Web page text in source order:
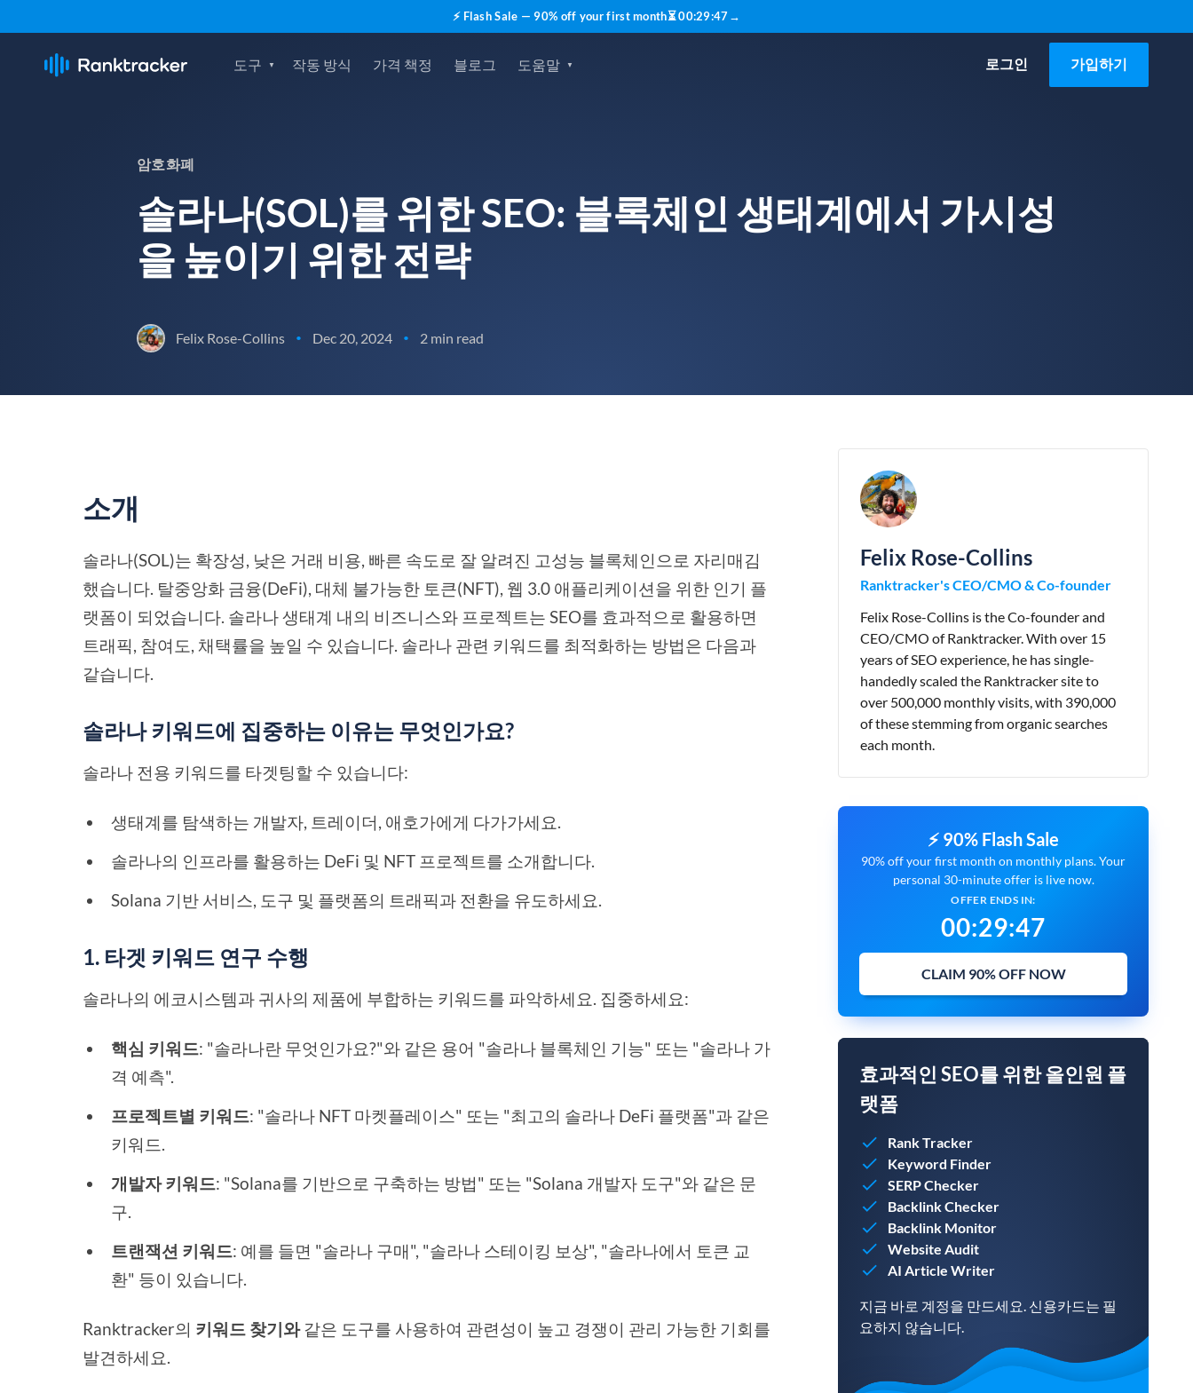
⚡ Flash Sale — 90% off your first month⏳00:29:46→
도구 작동 방식 가격 책정 블로그 도움말 로그인 가입하기
암호화폐
솔라나(SOL)를 위한 SEO: 블록체인 생태계에서 가시성
을 높이기 위한 전략
Felix Rose-Collins • Dec 20, 2024 • 2 min read
소개
솔라나(SOL)는 확장성, 낮은 거래 비용, 빠른 속도로 잘 알려진 고성능 블록체인으로 자리매김
했습니다. 탈중앙화 금융(DeFi), 대체 불가능한 토큰(NFT), 웹 3.0 애플리케이션을 위한 인기 플
랫폼이 되었습니다. 솔라나 생태계 내의 비즈니스와 프로젝트는 SEO를 효과적으로 활용하면
트래픽, 참여도, 채택률을 높일 수 있습니다. 솔라나 관련 키워드를 최적화하는 방법은 다음과
같습니다.
솔라나 키워드에 집중하는 이유는 무엇인가요?
솔라나 전용 키워드를 타겟팅할 수 있습니다:
생태계를 탐색하는 개발자, 트레이더, 애호가에게 다가가세요.
솔라나의 인프라를 활용하는 DeFi 및 NFT 프로젝트를 소개합니다.
Solana 기반 서비스, 도구 및 플랫폼의 트래픽과 전환을 유도하세요.
1. 타겟 키워드 연구 수행
솔라나의 에코시스템과 귀사의 제품에 부합하는 키워드를 파악하세요. 집중하세요:
핵심 키워드: "솔라나란 무엇인가요?"와 같은 용어 "솔라나 블록체인 기능" 또는 "솔라나 가
격 예측".
프로젝트별 키워드: "솔라나 NFT 마켓플레이스" 또는 "최고의 솔라나 DeFi 플랫폼"과 같은
키워드.
개발자 키워드: "Solana를 기반으로 구축하는 방법" 또는 "Solana 개발자 도구"와 같은 문
구.
트랜잭션 키워드: 예를 들면 "솔라나 구매", "솔라나 스테이킹 보상", "솔라나에서 토큰 교
환" 등이 있습니다.
Ranktracker의 키워드 찾기와같은 도구를 사용하여 관련성이 높고 경쟁이 관리 가능한 기회를
발견하세요.
Felix Rose-Collins
Ranktracker's CEO/CMO & Co-founder
Felix Rose-Collins is the Co-founder and
CEO/CMO of Ranktracker. With over 15
years of SEO experience, he has single-
handedly scaled the Ranktracker site to
over 500,000 monthly visits, with 390,000
of these stemming from organic searches
each month.
⚡ 90% Flash Sale
90% off your first month on monthly plans. Your
personal 30-minute offer is live now.
OFFER ENDS IN:
00:29:46
CLAIM 90% OFF NOW
효과적인 SEO를 위한 올인원 플
랫폼
Rank Tracker
Keyword Finder
SERP Checker
Backlink Checker
Backlink Monitor
Website Audit
AI Article Writer
지금 바로 계정을 만드세요. 신용카드는 필
요하지 않습니다.